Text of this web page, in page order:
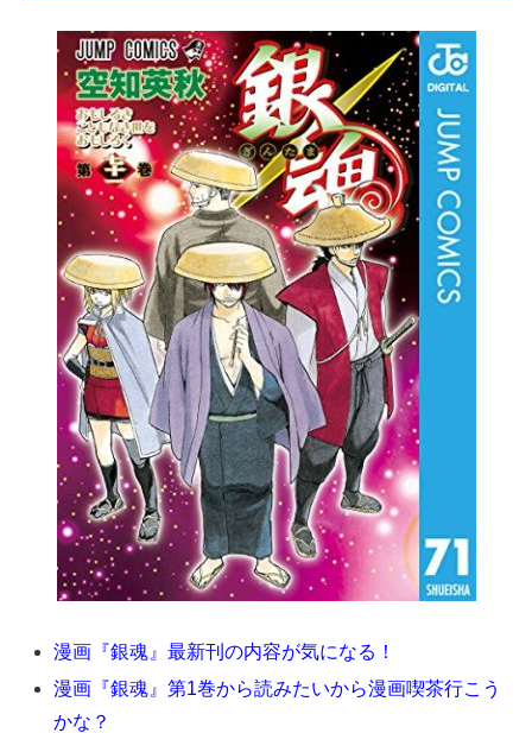
漫画『銀魂』最新刊の内容が気になる！
漫画『銀魂』第1巻から読みたいから漫画喫茶行こう
かな？